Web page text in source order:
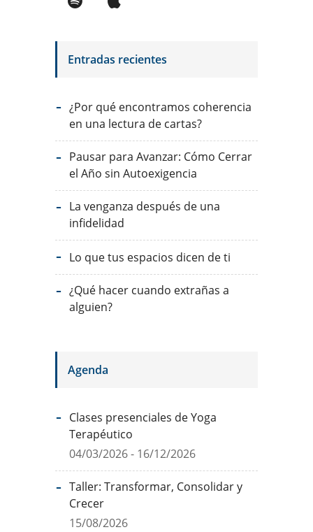
Entradas recientes
¿Por qué encontramos coherencia
en una lectura de cartas?
Pausar para Avanzar: Cómo Cerrar
el Año sin Autoexigencia
La venganza después de una
infidelidad
Lo que tus espacios dicen de ti
¿Qué hacer cuando extrañas a
alguien?
Agenda
Clases presenciales de Yoga
Terapéutico
04/03/2026 - 16/12/2026
Taller: Transformar, Consolidar y
Crecer
15/08/2026